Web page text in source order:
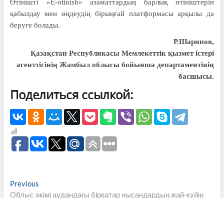
Өтінішті «E-otinish» азаматтардың барлық өтініштерін
қабылдау мен өңдеудің бірыңғай платформасы арқылы да
беруге болады.
Р.Шарипов,
Қазақстан Республикасы Мемлекеттік қызмет істері
агенттігінің Жамбыл облысы бойынша департаментінің
басшысы.
Поделиться ссылкой:
Навигация
PreviousPrevious
post:
Облыс әкімі аудандағы бірқатар нысандардың жай-күйін